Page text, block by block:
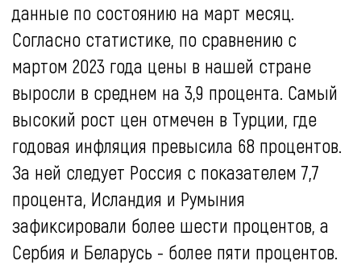
данные по состоянию на март месяц.
Согласно статистике, по сравнению с
мартом 2023 года цены в нашей стране
выросли в среднем на 3,9 процента. Самый
высокий рост цен отмечен в Турции, где
годовая инфляция превысила 68 процентов.
За ней следует Россия с показателем 7,7
процента, Исландия и Румыния
зафиксировали более шести процентов, а
Сербия и Беларусь - более пяти процентов.